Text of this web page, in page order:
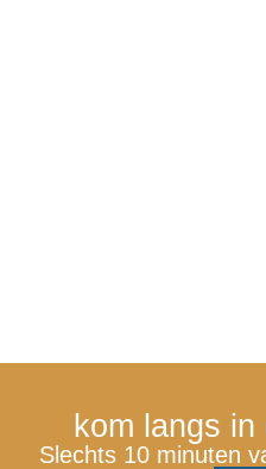
kom langs
Slechts 10 minuten